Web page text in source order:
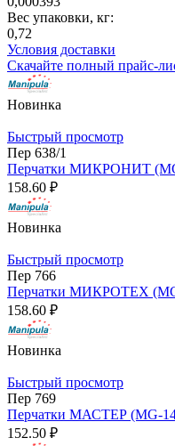
Вес упаковки, кг:
0,72
Условия доставки
Скачайте полный прайс-
Новинка
Быстрый просмотр
Пер 638/1
Перчатки МИКРОНИТ
158.60 ₽
Новинка
Быстрый просмотр
Пер 766
Перчатки МИКРОТЕХ
158.60 ₽
Новинка
Быстрый просмотр
Пер 769
Перчатки МАСТЕР (MG-
152.50 ₽